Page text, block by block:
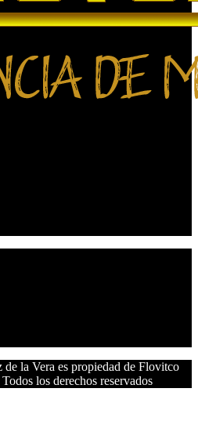
la Vera es propiedad de Flovitco
los derechos reservados